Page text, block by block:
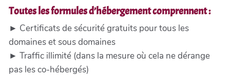
Toutes les formules d’hébergement comprennent :
► Certificats de sécurité gratuits pour tous les
domaines et sous domaines
► Traffic illimité (dans la mesure où cela ne dérange
pas les co-hébergés)